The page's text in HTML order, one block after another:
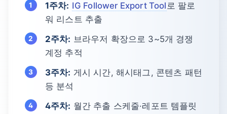
1주차: IG Follower Export Tool로 팔로
워 리스트 추출
2주차: 브라우저 확장으로 3~5개 경쟁
계정 추적
3주차: 게시 시간, 해시태그, 콘텐츠 패턴
등 분석
4주차: 월간 추출 스케줄·레포트 템플릿